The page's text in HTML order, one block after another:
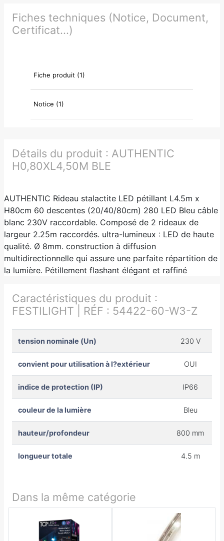
Fiches techniques (Notice, Document,
Certificat...)
Fiche produit (1)
Notice (1)
Détails du produit : AUTHENTIC
H0,80XL4,50M BLE
AUTHENTIC Rideau stalactite LED pétillant L4.5m x
H80cm 60 descentes (20/40/80cm) 280 LED Bleu câble
blanc 230V raccordable. Composé de 2 rideaux de
largeur 2.25m raccordés. ultra-lumineux : LED de haute
qualité. Ø 8mm. construction à diffusion
multidirectionnelle qui assure une parfaite répartition de
la lumière. Pétillement flashant élégant et raffiné
Caractéristiques du produit :
FESTILIGHT | RÉF : 54422-60-W3-Z
tension nominale (Un) 230 V
convient pour utilisation à l?extérieur OUI
indice de protection (IP) IP66
couleur de la lumière Bleu
hauteur/profondeur 800 mm
longueur totale 4.5 m
Dans la même catégorie